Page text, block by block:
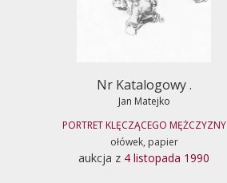
Nr Katalogowy .
Jan Matejko
PORTRET KLĘCZĄCEGO MĘŻCZYZNY
ołówek, papier
aukcja z 4 listopada 1990